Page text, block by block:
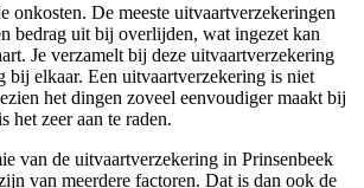
onkosten. De meeste uitvaartverzekeringen
bedrag uit bij overlijden, wat ingezet kan
Je verzamelt bij deze uitvaartverzekering
bij elkaar. Een uitvaartverzekering is niet
het dingen zoveel eenvoudiger maakt bij
het zeer aan te raden.
van de uitvaartverzekering in Prinsenbeek
van meerdere factoren. Dat is dan ook de